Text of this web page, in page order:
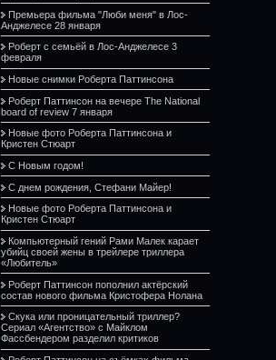
Премьера фильма "Люби меня" в Лос-
Анджелесе 28 января
Роберт с семьёй в Лос-Анджелесе 3
февраля
Новые снимки Роберта Паттинсона
Роберт Паттинсон на вечере The National
board of review 7 января
Новые фото Роберта Паттинсона и
Кристен Стюарт
С Новым годом!
С днем рождения, Стефани Майер!
Новые фото Роберта Паттинсона и
Кристен Стюарт
Компьютерный гений Рами Малек карает
убийц своей жены в трейлере триллера
«Любитель»
Роберт Паттинсон пополнил актёрский
состав нового фильма Кристофера Нолана
Скука или проницательный триллер?
Сериал «Агентство» с Майклом
Фассбендером разделил критиков